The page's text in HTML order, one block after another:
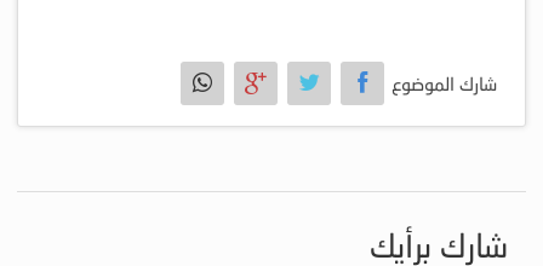
شارك الموضوع
شارك برأيك